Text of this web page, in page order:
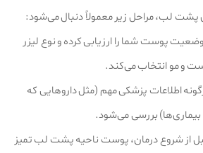
پشت لب، مراحل زیر معمولاً دنبال می‌شود:
پوست شما را ارزیابی کرده و نوع لیزر
و مو انتخاب می‌کند.
اطلاعات پزشکی مهم (مثل داروهایی که
بررسی می‌شود.
از شروع درمان، پوست ناحیه پشت لب تمیز